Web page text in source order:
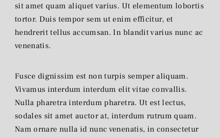
sit amet quam aliquet varius. Ut elementum lobortis
tortor. Duis tempor sem ut enim efficitur, et
hendrerit tellus accumsan. In blandit varius nunc ac
venenatis.
Fusce dignissim est non turpis semper aliquam.
Vivamus interdum interdum elit vitae convallis.
Nulla pharetra interdum pharetra. Ut est lectus,
sodales sit amet auctor at, interdum rutrum quam.
Nam ornare nulla id nunc venenatis, in consectetur